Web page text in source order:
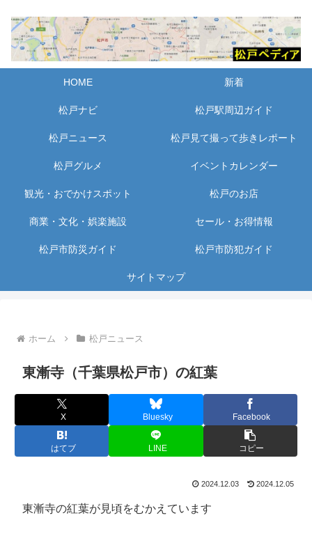
HOME 新着
松戸ナビ 松戸駅周辺ガイド
松戸ニュース 松戸見て撮って歩きレポート
松戸グルメ イベントカレンダー
観光・おでかけスポット 松戸のお店
商業・文化・娯楽施設 セール・お得情報
松戸市防災ガイド 松戸市防犯ガイド
サイトマップ
ホーム 松戸ニュース
東漸寺（千葉県松戸市）の紅葉
X Bluesky Facebook
はてブ LINE コピー
2024.12.03 2024.12.05
東漸寺の紅葉が見頃をむかえています